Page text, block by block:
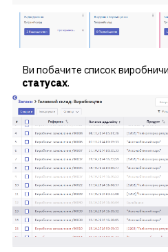
Ви побачите список
статусах.